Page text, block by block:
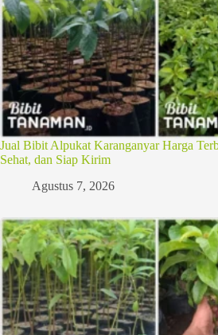
Jual Bibit Alpukat Karanganyar Harga
Sehat, dan Siap Kirim
Agustus 7, 2026